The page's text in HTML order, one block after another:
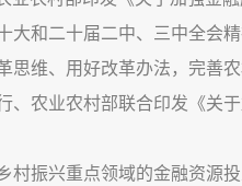
和二十届二中、三中全会精
思维、用好改革办法，完善
、农业农村部联合印发《关
振兴重点领域的金融资源